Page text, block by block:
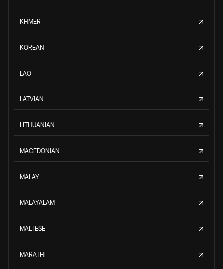
KHMER
KOREAN
LAO
LATVIAN
LITHUANIAN
MACEDONIAN
MALAY
MALAYALAM
MALTESE
MARATHI